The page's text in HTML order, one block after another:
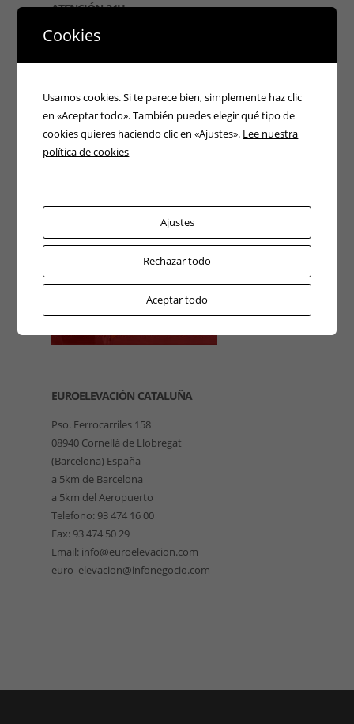
ATENCIÓN 24H
EUROELEVACIÓN CATALUÑA
Pso. Ferrocarriles 158
08940 Cornellà de Llobregat
(Barcelona) España
a 5km de Barcelona
a 5km del Aeropuerto
Telefono: 93 474 16 00
Fax: 93 474 50 29
Email: info@euroelevacion.com
euro_elevacion@infonegocio.com
Cookies
Usamos cookies. Si te parece bien, simplemente haz clic
en «Aceptar todo». También puedes elegir qué tipo de
cookies quieres haciendo clic en «Ajustes». Lee nuestra
política de cookies
Ajustes
Rechazar todo
Aceptar todo